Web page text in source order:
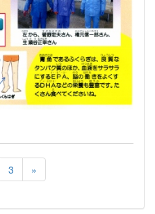
3 »